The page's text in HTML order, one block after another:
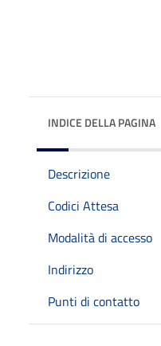
INDICE DELLA PAGINA
Descrizione
Codici Attesa
Modalità di accesso
Indirizzo
Punti di contatto